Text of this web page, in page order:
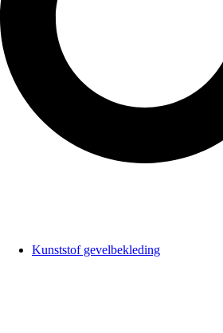
Kunststof gevelbekleding